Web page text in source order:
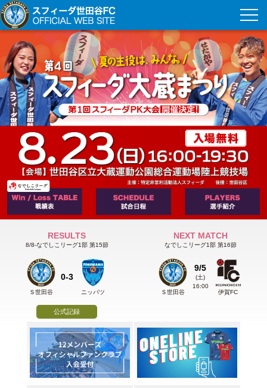
RESULTS
8/8-なでしこリーグ1部 第15節
Ｓ世田谷
0-3
ニッパツ
公式記録
NEXT MATCH
なでしこリーグ1部 第16節
Ｓ世田谷
9/5
(土)
16:00
伊賀FC